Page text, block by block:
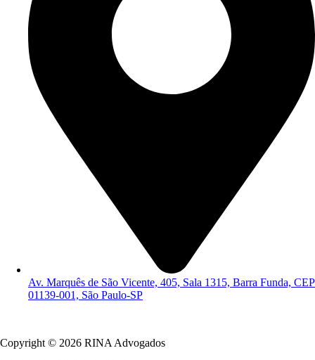
Av. Marquês de São Vicente, 405, Sala 1315, Barra Funda, CEP
01139-001, São Paulo-SP
Copyright © 2026 RINA Advogados